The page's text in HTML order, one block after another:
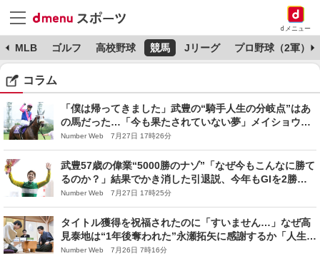
dメニュー
MLB ゴルフ 高校野球 競馬 Jリーグ プロ野球（2軍）
コラム
「僕は帰ってきました」武豊の“騎手人生の分岐点”はあ
の馬だった…「今も果たされていない夢」メイショウタ
バルでの凱旋門賞参戦が“運命的”な理由
Number Web 7月27日 17時26分
武豊57歳の偉業“5000勝のナゾ”「なぜ今もこんなに勝て
るのか？」結果でかき消した引退説、今年もGIを2勝…
天才騎手が“レジェンド”と呼ばれるまで
Number Web 7月27日 17時25分
タイトル獲得を祝福されたのに「すいません…」なぜ高
見泰地は“1年後奪われた”永瀬拓矢に感謝するか「人生終
わりだ」4連敗後に救われた一通の連絡
Number Web 7月26日 7時16分